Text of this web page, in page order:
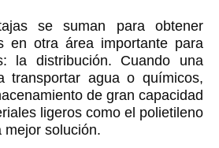
se suman para obtener
en otra área importante para
la distribución. Cuando una
transportar agua o químicos,
de gran capacidad
ligeros como el polietileno
mejor solución.